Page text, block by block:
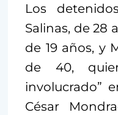
Los
Salinas, de 28
de 19 años, y
de 40,
involucrado”
César